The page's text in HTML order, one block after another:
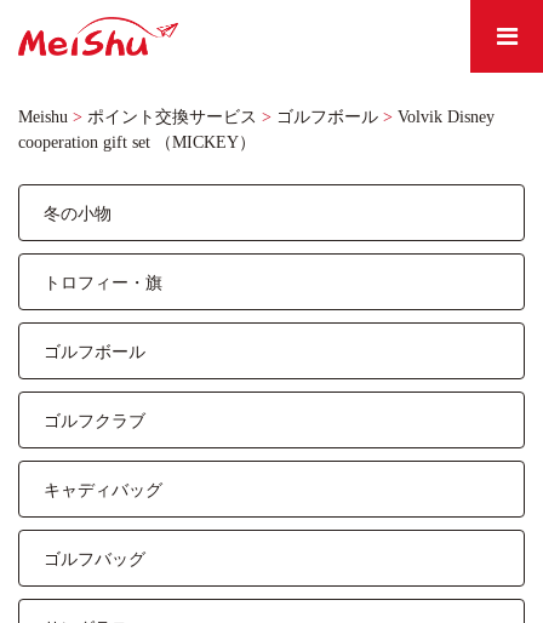
Meishu > ポイント交換サービス > ゴルフボール > Volvik Disney
cooperation gift set （MICKEY）
冬の小物
トロフィー・旗
ゴルフボール
ゴルフクラブ
キャディバッグ
ゴルフバッグ